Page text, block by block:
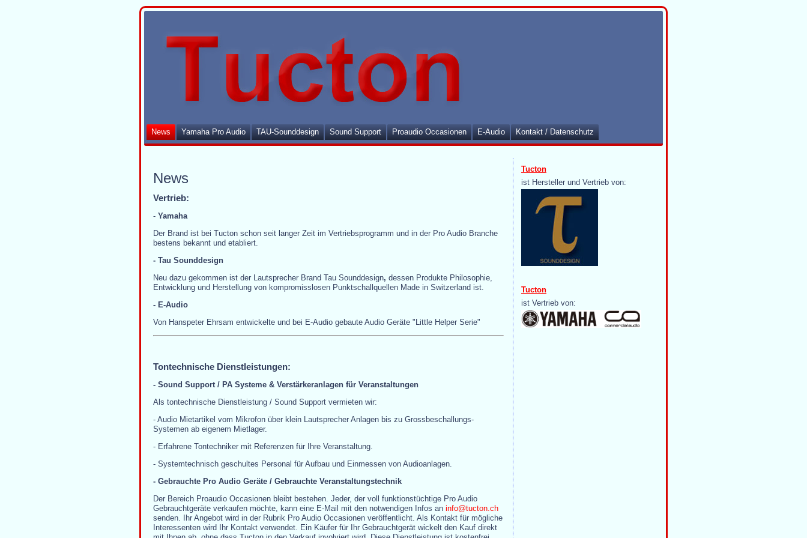
News Yamaha Pro Audio TAU-Sounddesign Sound Support Proaudio Occasionen E-Audio Kontakt / Datenschutz
News
Vertrieb:
- Yamaha
Der Brand ist bei Tucton schon seit langer Zeit im Vertriebsprogramm und in der Pro Audio Branche
bestens bekannt und etabliert.
- Tau Sounddesign
Neu dazu gekommen ist der Lautsprecher Brand Tau Sounddesign, dessen Produkte Philosophie,
Entwicklung und Herstellung von kompromisslosen Punktschallquellen Made in Switzerland ist.
- E-Audio
Von Hanspeter Ehrsam entwickelte und bei E-Audio gebaute Audio Geräte "Little Helper Serie"
Tontechnische Dienstleistungen:
- Sound Support / PA Systeme & Verstärkeranlagen für Veranstaltungen
Als tontechnische Dienstleistung / Sound Support vermieten wir:
- Audio Mietartikel vom Mikrofon über klein Lautsprecher Anlagen bis zu Grossbeschallungs-
Systemen ab eigenem Mietlager.
- Erfahrene Tontechniker mit Referenzen für Ihre Veranstaltung.
- Systemtechnisch geschultes Personal für Aufbau und Einmessen von Audioanlagen.
- Gebrauchte Pro Audio Geräte / Gebrauchte Veranstaltungstechnik
Der Bereich Proaudio Occasionen bleibt bestehen. Jeder, der voll funktionstüchtige Pro Audio
Gebrauchtgeräte verkaufen möchte, kann eine E-Mail mit den notwendigen Infos an info@tucton.ch
senden. Ihr Angebot wird in der Rubrik Pro Audio Occasionen veröffentlicht. Als Kontakt für mögliche
Interessenten wird Ihr Kontakt verwendet. Ein Käufer für Ihr Gebrauchtgerät wickelt den Kauf direkt
Tucton
ist Hersteller und Vertrieb von:
Tucton
ist Vertrieb von: